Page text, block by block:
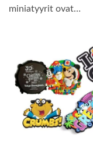
miniatyyrit ovat